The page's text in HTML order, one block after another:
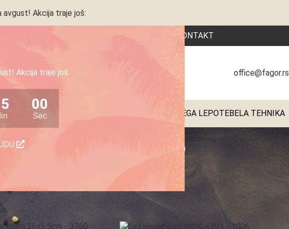
Akcija traje još:
59
Sec
Akcija traje još:
PRODAVNICA RECEPTIKONTAKT
office@fagor.rs
KUHINJSKI APARATI POSUĐE NEGA LEPOTEBELA TEHNIKA
Posuđe
Prikaz 20 40